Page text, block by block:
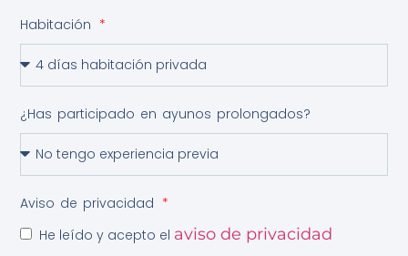
Habitación
¿Has participado en ayunos prolongados?
Aviso de privacidad
He leído y acepto el aviso de privacidad